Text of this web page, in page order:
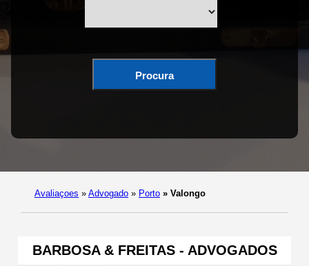
Procura
Avaliaçoes » Advogado » Porto » Valongo
BARBOSA & FREITAS - ADVOGADOS